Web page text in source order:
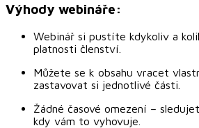
Výhody webináře:
Webinář si pustíte kdykoliv a
platnosti členství.
Můžete se k obsahu vracet
zastavovat si jednotlivé části.
Žádné časové omezení –
kdy vám to vyhovuje.